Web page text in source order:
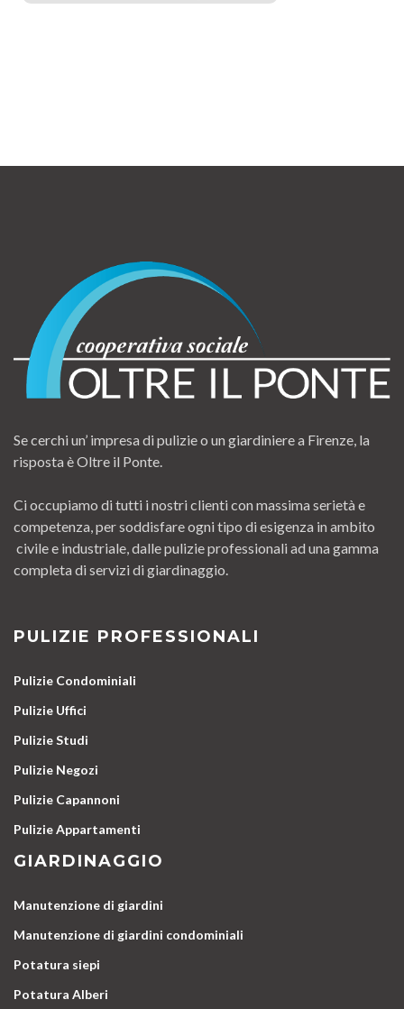
Se cerchi un’ impresa di pulizie o un giardiniere a Firenze, la
risposta è Oltre il Ponte.
Ci occupiamo di tutti i nostri clienti con massima serietà e
competenza, per soddisfare ogni tipo di esigenza in ambito
civile e industriale, dalle pulizie professionali ad una gamma
completa di servizi di giardinaggio.
PULIZIE PROFESSIONALI
Pulizie Condominiali
Pulizie Uffici
Pulizie Studi
Pulizie Negozi
Pulizie Capannoni
Pulizie Appartamenti
GIARDINAGGIO
Manutenzione di giardini
Manutenzione di giardini condominiali
Potatura siepi
Potatura Alberi